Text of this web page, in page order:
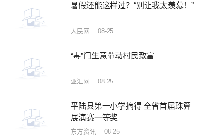
暑假还能这样过？“别让我太羡慕！”
人民网 08-25
“毒”门生意带动村民致富
亚汇网 08-25
平陆县第一小学摘得 全省首届珠算
展演赛一等奖
东方资讯 08-25